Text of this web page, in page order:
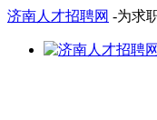
济南人才招聘网 -为求